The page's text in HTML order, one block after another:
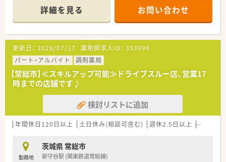
し、薬剤管理、お薬に関するご説明やご相談に応じています
■薬剤師の職能向上を支援する教育体制あり、外部講師を招いて
研修会を実施、最新の医薬や医療に関してはメーカーと提携して
いち早く情報を入手しています
詳細を見る お問い合わせ
更新日： 2026/07/17 薬剤師求人ID： 353996
パート・アルバイト
調剤薬局
【常総市】≪スキルアップ可能≫ドライブスルー店、営業17
時までの店舗です♪
検討リストに追加
年間休日120日以上 土日休み(相談可含む) 週休2.5日以上 週32h以
勤務地
茨城県 常総市
新守谷駅 (関東鉄道常総線)